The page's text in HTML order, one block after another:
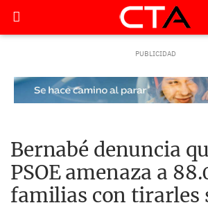
Bernabé denuncia
PSOE amenaza a
familias con tirarles